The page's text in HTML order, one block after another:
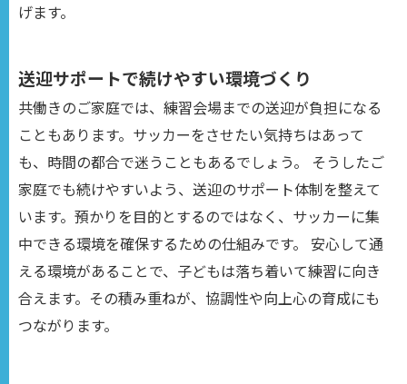
げます。
送迎サポートで続けやすい環境づくり
共働きのご家庭では、練習会場までの送迎が負担になる
こともあります。サッカーをさせたい気持ちはあって
も、時間の都合で迷うこともあるでしょう。 そうしたご
家庭でも続けやすいよう、送迎のサポート体制を整えて
います。預かりを目的とするのではなく、サッカーに集
中できる環境を確保するための仕組みです。 安心して通
える環境があることで、子どもは落ち着いて練習に向き
合えます。その積み重ねが、協調性や向上心の育成にも
つながります。